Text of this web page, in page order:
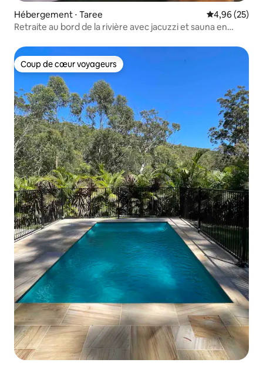
Hébergement ⋅ Taree Évaluation
4,96 (25)
Retraite au bord de la rivière avec jacuzzi et sauna en
Coup de cœur voyageurs
Coup de cœur voyageurs